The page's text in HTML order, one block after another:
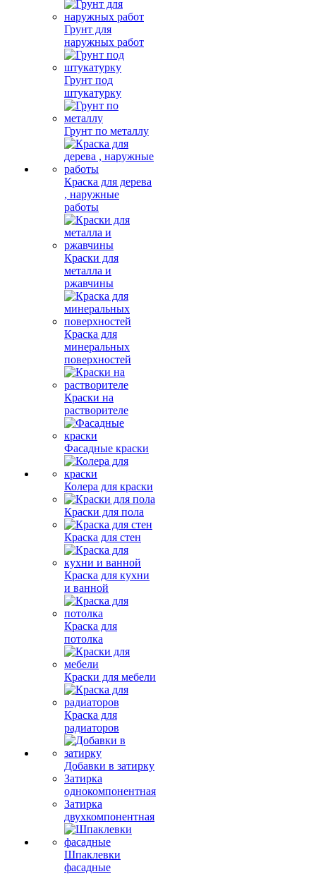
Грунт для
наружных работ
Грунт под
штукатурку
Грунт по металлу
Краска для дерева
, наружные
работы
Краски для
металла и
ржавчины
Краска для
минеральных
поверхностей
Краски на
растворителе
Фасадные краски
Колера для краски
Краски для пола
Краска для стен
Краска для кухни
и ванной
Краска для
потолка
Краски для мебели
Краска для
радиаторов
Добавки в затирку
Затирка
однокомпонентная
Затирка
двухкомпонентная
Шпаклевки
фасадные